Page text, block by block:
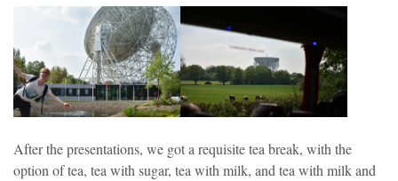
After the presentations, we got a requisite tea break, with the
option of tea, tea with sugar, tea with milk, and tea with milk and